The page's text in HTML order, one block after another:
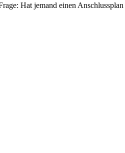
Hat jemand einen